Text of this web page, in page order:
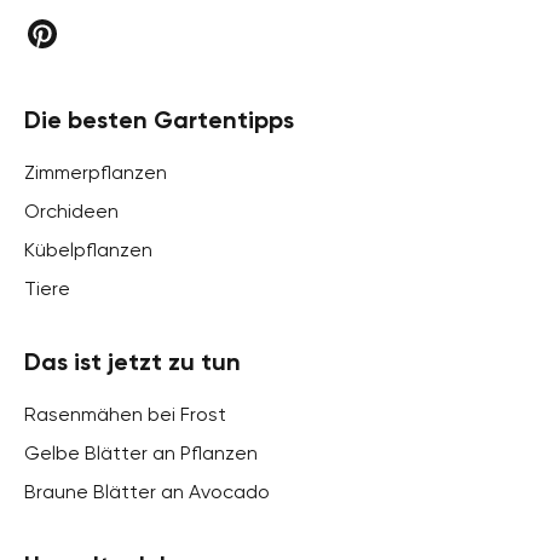
Die besten Gartentipps
Zimmerpflanzen
Orchideen
Kübelpflanzen
Tiere
Das ist jetzt zu tun
Rasenmähen bei Frost
Gelbe Blätter an Pflanzen
Braune Blätter an Avocado